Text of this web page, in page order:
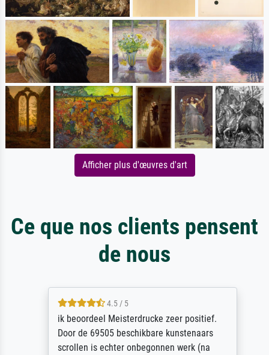
Afficher plus d'œuvres d'art
Ce que nos clients pensent
de nous
4.5 / 5
ik beoordeel Meisterdrucke zeer positief.
Door de 69505 beschikbare kunstenaars
scrollen is echter onbegonnen werk (na